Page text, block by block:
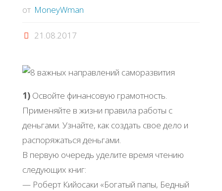
от MoneyWman
21.08.2017
1)Освойте финансовую грамотность.
Применяйте в жизни правила работы с
деньгами. Узнайте, как создать свое дело и
распоряжаться деньгами.
В первую очередь уделите время чтению
следующих книг:
— Роберт Кийосаки «Богатый папы, Бедный